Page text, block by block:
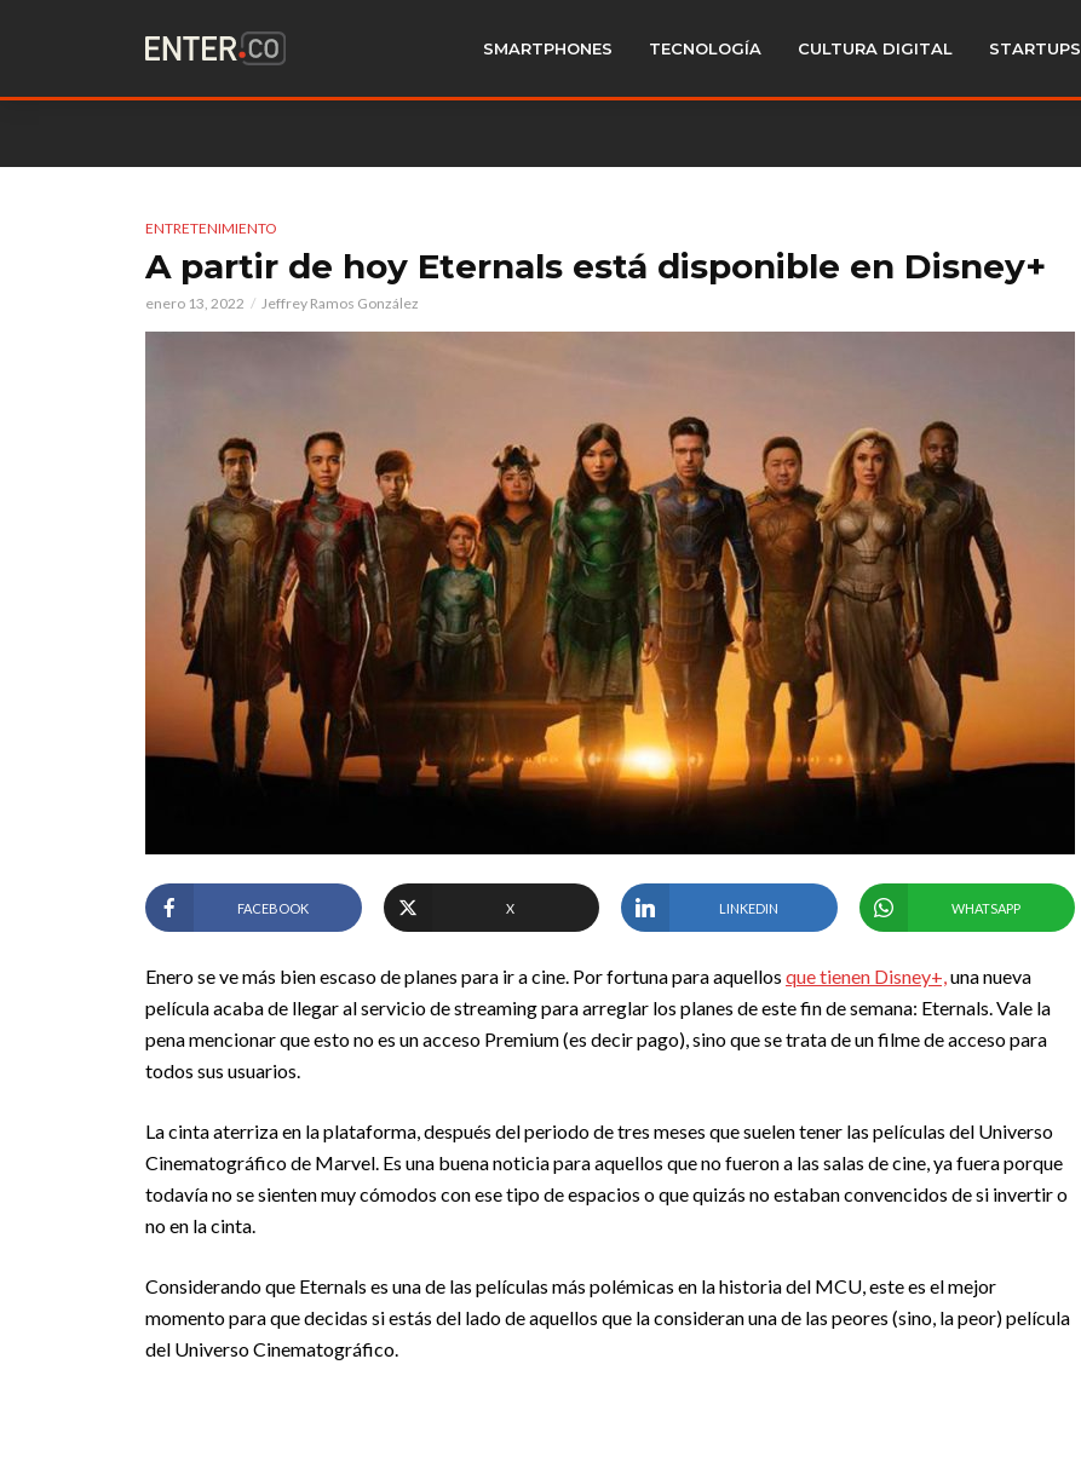
SMARTPHONES TECNOLOGÍA CULTURA DIGITAL STARTUPS
ENTRETENIMIENTO
A partir de hoy Eternals está disponible en Disney+
enero 13, 2022 Jeffrey Ramos González
FACEBOOK X LINKEDIN WHATSAPP
Enero se ve más bien escaso de planes para ir a cine. Por fortuna para aquellos que tienen Disney+,una nueva
película acaba de llegar al servicio de streaming para arreglar los planes de este fin de semana: Eternals. Vale la
pena mencionar que esto no es un acceso Premium (es decir pago), sino que se trata de un filme de acceso para
todos sus usuarios.
La cinta aterriza en la plataforma, después del periodo de tres meses que suelen tener las películas del Universo
Cinematográfico de Marvel. Es una buena noticia para aquellos que no fueron a las salas de cine, ya fuera porque
todavía no se sienten muy cómodos con ese tipo de espacios o que quizás no estaban convencidos de si invertir o
no en la cinta.
Considerando que Eternals es una de las películas más polémicas en la historia del MCU, este es el mejor
momento para que decidas si estás del lado de aquellos que la consideran una de las peores (sino, la peor) película
del Universo Cinematográfico.